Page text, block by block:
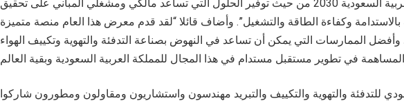
رؤية المملكة العربية السعودية 2030 من حيث توفير الحلول التي تساعد مالكي ومشغلي المباني على تحقيق
بالاستدامة وكفاءة الطاقة والتشغيل”. وأضاف قائلا “لقد قدم معرض هذا العام منصة متميزة
وأفضل الممارسات التي يمكن أن تساعد في النهوض بصناعة التدفئة والتهوية وتكييف الهواء
للتدفئة والتهوية والتكييف والتبريد مهندسون واستشاريون ومقاولون ومطورون شاركوا